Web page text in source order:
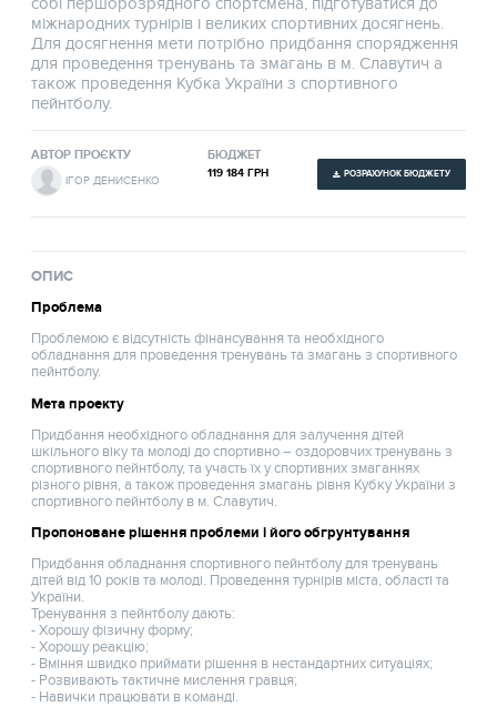
міжнародних турнірів і великих спортивних досягнень.
Для досягнення мети потрібно придбання спорядження
для проведення тренувань та змагань в м. Славутич а
також проведення Кубка України з спортивного
пейнтболу.
АВТОР ПРОЄКТУ
ІГОР ДЕНИСЕНКО
БЮДЖЕТ
119 184 ГРН РОЗРАХУНОК БЮДЖЕТУ
ОПИС
Проблема
Проблемою є відсутність фінансування та необхідного
обладнання для проведення тренувань та змагань з спортивного
пейнтболу.
Мета проекту
Придбання необхідного обладнання для залучення дітей
шкільного віку та молоді до спортивно – оздоровчих тренувань з
спортивного пейнтболу, та участь їх у спортивних змаганнях
різного рівня, а також проведення змагань рівня Кубку України з
спортивного пейнтболу в м. Славутич.
Пропоноване рішення проблеми і його обгрунтування
Придбання обладнання спортивного пейнтболу для тренувань
дітей від 10 років та молоді. Проведення турнірів міста, області та
України.
Тренування з пейнтболу дають:
- Хорошу фізичну форму;
- Хорошу реакцію;
- Вміння швидко приймати рішення в нестандартних ситуаціях;
- Розвивають тактичне мислення гравця;
- Навички працювати в команді.